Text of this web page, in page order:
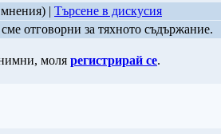
мнения) | Търсене в дискусия
отговорни за тяхното съдържание.
моля регистрирай се.